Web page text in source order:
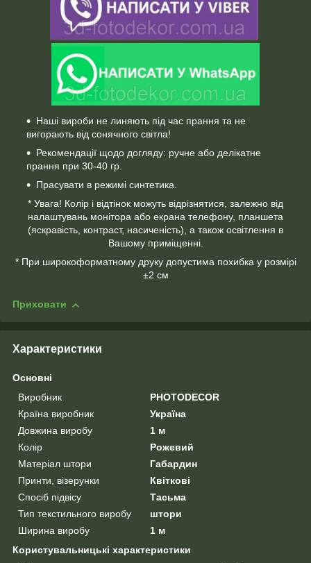
Наші вироби не линяють під час прання та не
вигорають від сонячного світла!
Рекомендації щодо догляду: ручне або делікатне
прання при 30-40 гр.
Прасувати в режимі синтетика.
* Увага! Колір і відтінок можуть відрізнятися, залежно від
налаштувань монітора або екрана телефону, планшета
(яскравість, контраст, насиченість), а також освітлення в
Вашому приміщенні.
* При широкоформатному друку допустима похибка у розмірі
±2 см
Приховати
Характеристики
Основні
Виробник
PHOTODECOR
Країна виробник
Україна
Довжина виробу
1 м
Колір
Рожевий
Матеріал штори
Габардин
Принти, візерунки
Квіткові
Спосіб підвісу
Тасьма
Тип текстильного виробу
штори
Ширина виробу
1 м
Користувальницькі характеристики